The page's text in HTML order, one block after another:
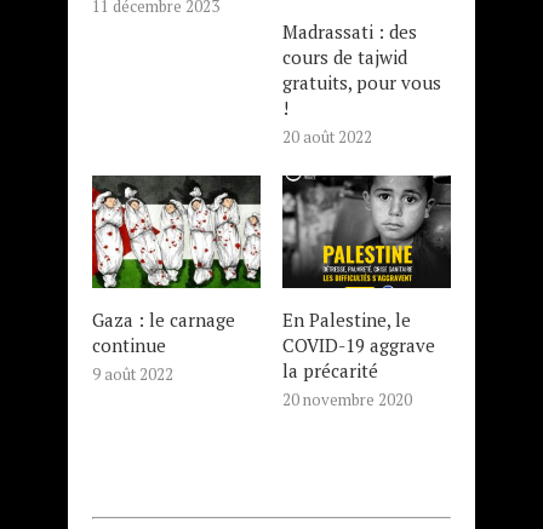
11 décembre 2023
Madrassati : des
cours de tajwid
gratuits, pour vous
!
20 août 2022
Gaza : le carnage
continue
9 août 2022
En Palestine, le
COVID-19 aggrave
la précarité
20 novembre 2020